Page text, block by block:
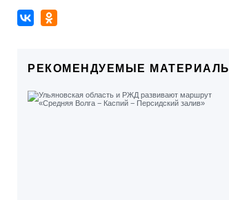
РЕКОМЕНДУЕМЫЕ МАТЕРИАЛЫ